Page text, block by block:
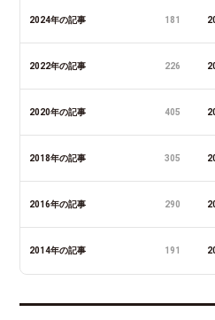
2024年の記事 181
2022年の記事 226
2020年の記事 405
2018年の記事 305
2016年の記事 290
2014年の記事 191